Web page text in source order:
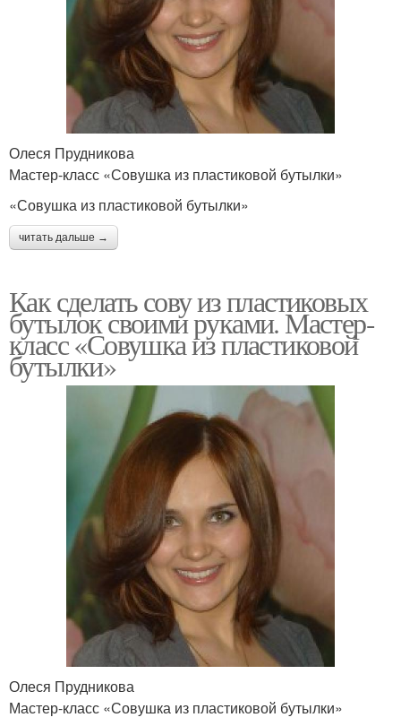
Олеся Прудникова
Мастер-класс «Совушка из пластиковой бутылки»
«Совушка из пластиковой бутылки»
читать дальше →
Как сделать сову из пластиковых
бутылок своими руками. Мастер-
класс «Совушка из пластиковой
бутылки»
Олеся Прудникова
Мастер-класс «Совушка из пластиковой бутылки»